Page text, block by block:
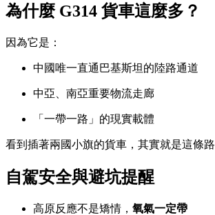
為什麼 G314 貨車這麼多？
因為它是：
中國唯一直通巴基斯坦的陸路通道
中亞、南亞重要物流走廊
「一帶一路」的現實載體
看到插著兩國小旗的貨車，其實就是這條路
自駕安全與避坑提醒
高原反應不是矯情， 氧氣一定帶